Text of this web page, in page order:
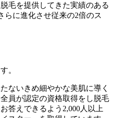
毛を提供してきた実績のある
らに進化させ従来の2倍のス
。
ないきめ細やかな美肌に導く
員が認定の資格取得をし脱毛
答えできるよう2,000人以上